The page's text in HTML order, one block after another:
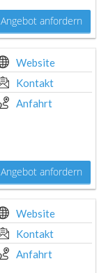
Angebot anfordern
Website
Kontakt
Anfahrt
Angebot anfordern
Website
Kontakt
Anfahrt